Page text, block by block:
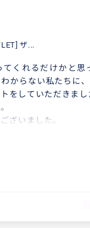
ザ...
てくれるだけかと思
からない私たちに
をしていただきま
ざいました。